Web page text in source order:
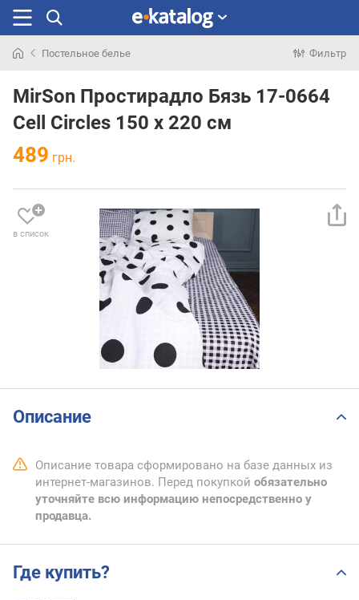
раньше
Постельное белье Фильтр
MirSon Простирадло Бязь 17-0664
Cell Circles 150 х 220 см
489 грн.
в список
Описание
Описание товара сформировано на базе данных из
интернет-магазинов. Перед покупкой обязательно
уточняйте всю информацию непосредственно у
продавца.
Где купить?